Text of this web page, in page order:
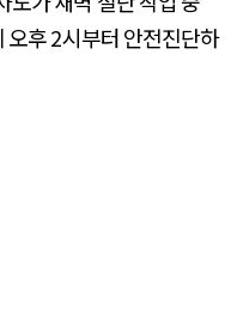
후 2시부터 안전진단하